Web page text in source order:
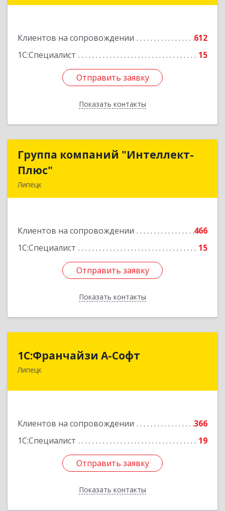
Клиентов на сопровождении
612
1С:Специалист
15
Отправить заявку
Показать контакты
Отправить заявку
Назад
Группа компаний "Интеллект-
Плюс"
Липецк
Клиентов на сопровождении
466
1С:Специалист
15
Отправить заявку
Показать контакты
Группа компаний "Интеллект-
Подробнее
Отправить заявку
Назад
1С:Франчайзи А-Софт
Липецк
Клиентов на сопровождении
366
1С:Специалист
19
Отправить заявку
Показать контакты
1С:Франчайзи А-Софт
398059, Липецкая обл, Липецк г, Фрунзе ул,
Отправить заявку
Назад